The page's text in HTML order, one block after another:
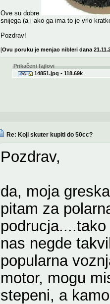
Ove su dobre
snijega (a i ako ga ima to je vrlo
Pozdrav!
[Ovu poruku je menjao nibleri dana
Prikačeni fajlovi
14851.jpg - 118.69k
Re: Koji skuter kupiti do 50cc?
Pozdrav,
da, moja
pitam za
nas negde
popularna
motor, mogu
stepeni, a